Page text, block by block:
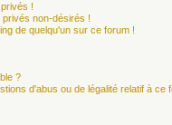
!
non-désirés !
de quelqu'un sur ce forum !
?
d'abus ou de légalité relatif à ce